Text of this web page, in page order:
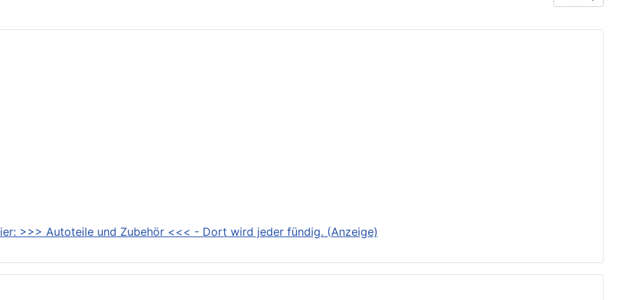
>>> Autoteile und Zubehör <<< - Dort wird jeder fündig. (Anzeige)